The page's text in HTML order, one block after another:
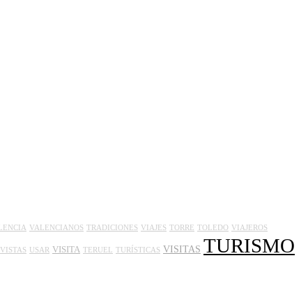
VALENCIANOS TRADICIONES VIAJES TORRE TOLEDO VIAJEROS
VISTAS USAR VISITA TERUEL TURÍSTICAS VISITAS TURISMO